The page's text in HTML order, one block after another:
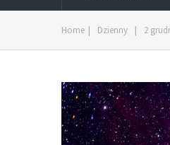
Home | Dzienny | 2